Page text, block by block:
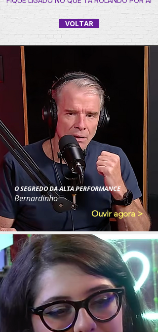
VOLTAR
O SEGREDO DA ALTA PERFORMANCE
Bernardinho
Ouvir agora >